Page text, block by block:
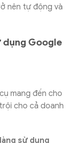
nên tự động và
Google
mang đến cho
cho cả doanh
sử dụng